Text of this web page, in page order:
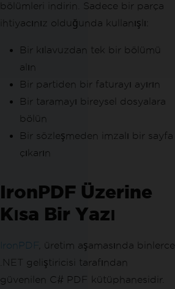
bölümleri indirin. Sadece bir parça
ihtiyacınız olduğunda kullanışlı:
Bir kılavuzdan tek bir bölümü
alın
Bir partiden bir faturayı ayırın
Bir taramayı bireysel dosyalara
bölün
Bir sözleşmeden imzalı bir sayfa
çıkarın
IronPDF Üzerine
Kısa Bir Yazı
IronPDF , üretim aşamasında binlerce
.NET geliştiricisi tarafından
güvenilen C# PDF kütüphanesidir.